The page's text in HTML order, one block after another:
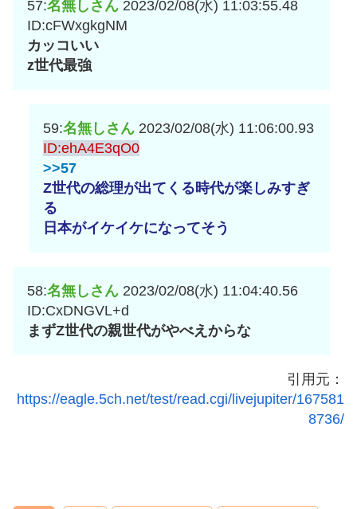
57:名無しさん 2023/02/08(水) 11:03:55.48
ID:cFWxgkgNM
カッコいい
z世代最強
59:名無しさん 2023/02/08(水) 11:06:00.93
ID:ehA4E3qO0
>>57
Z世代の総理が出てくる時代が楽しみすぎ
る
日本がイケイケになってそう
58:名無しさん 2023/02/08(水) 11:04:40.56
ID:CxDNGVL+d
まずZ世代の親世代がやべえからな
引用元：
https://eagle.5ch.net/test/read.cgi/livejupiter/167581
8736/